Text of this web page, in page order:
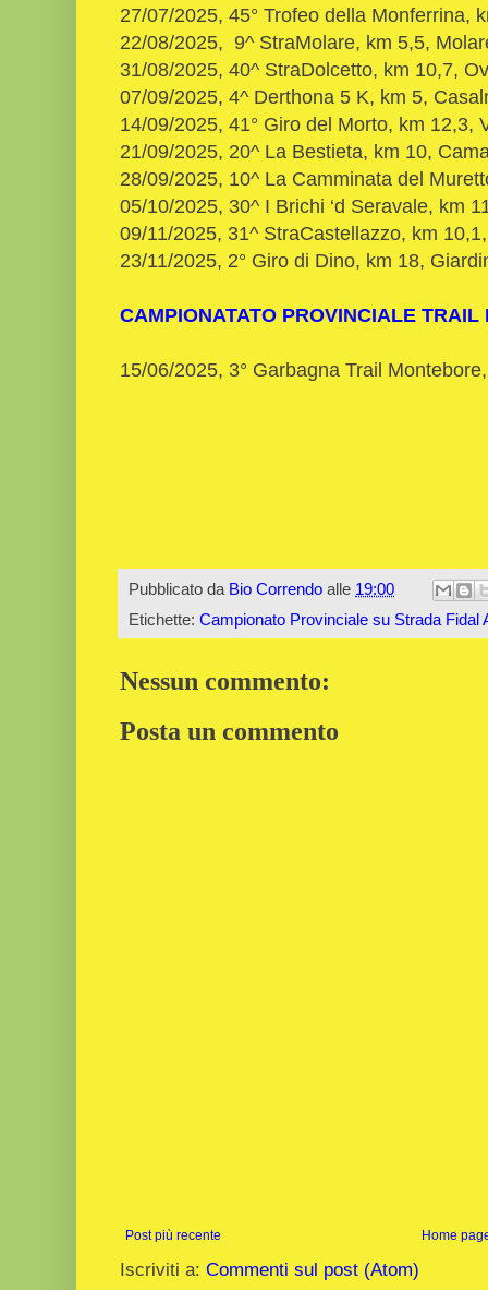
27/07/2025, 45° Trofeo della Monferrina,
22/08/2025, 9^ StraMolare, km 5,5,
31/08/2025, 40^ StraDolcetto, km 10,7,
07/09/2025, 4^ Derthona 5 K, km 5,
14/09/2025, 41° Giro del Morto, km 12,3,
21/09/2025, 20^ La Bestieta, km 10,
28/09/2025, 10^ La Camminata del
05/10/2025, 30^ I Brichi ‘d Seravale, km
09/11/2025, 31^ StraCastellazzo, km
23/11/2025, 2° Giro di Dino, km 18,
CAMPIONATATO PROVINCIALE TRAIL
15/06/2025, 3° Garbagna Trail
Pubblicato da Bio Correndo alle 19:00
Etichette: Campionato Provinciale su Strada Fidal
Nessun commento:
Posta un commento
Post più recente Home
Iscriviti a: Commenti sul post (Atom)